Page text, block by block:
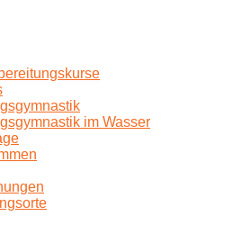
im Wasser